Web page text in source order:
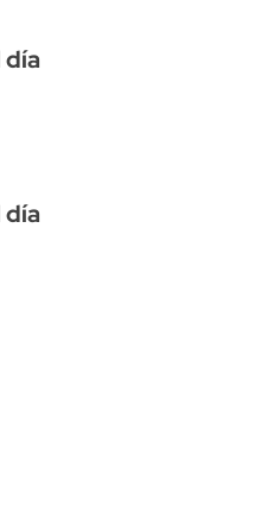
día
día